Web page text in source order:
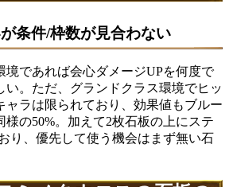
条件/枠数が見合わない
境であれば会心ダメージUPを何度で
い。ただ、グランドクラス環境でヒッ
ャラは限られており、効果値もブルー
様の50%。加えて2枚石板の上にステ
り、優先して使う機会はまず無い石